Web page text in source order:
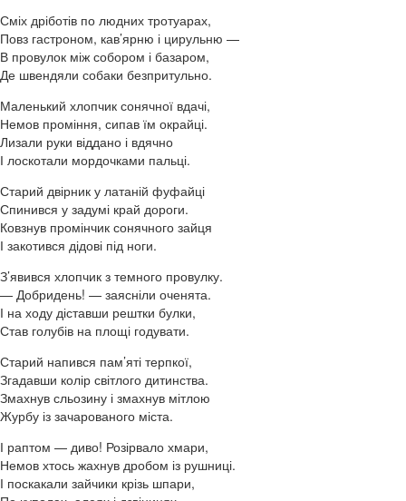
Сміх дріботів по людних тротуарах,
Повз гастроном, кав’ярню і цирульню —
В провулок між собором і базаром,
Де швендяли собаки безпритульно.
Маленький хлопчик сонячної вдачі,
Немов проміння, сипав їм окрайці.
Лизали руки віддано і вдячно
І лоскотали мордочками пальці.
Старий двірник у латаній фуфайці
Спинився у задумі край дороги.
Ковзнув промінчик сонячного зайця
І закотився дідові під ноги.
З’явився хлопчик з темного провулку.
— Добридень! — заясніли оченята.
І на ходу діставши рештки булки,
Став голубів на площі годувати.
Старий напився пам’яті терпкої,
Згадавши колір світлого дитинства.
Змахнув сльозину і змахнув мітлою
Журбу із зачарованого міста.
І раптом — диво! Розірвало хмари,
Немов хтось жахнув дробом із рушниці.
І поскакали зайчики крізь шпари,